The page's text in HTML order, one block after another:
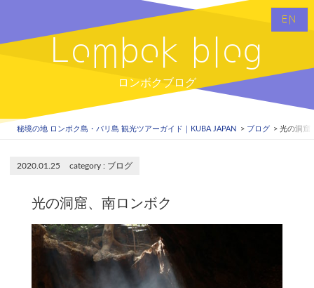
EN
Lombok blog
ロンボクブログ
秘境の地 ロンボク島・バリ島 観光ツアーガイド｜KUBA JAPAN ブログ 光の洞窟
2020.01.25 ブログ
光の洞窟、南ロンボク